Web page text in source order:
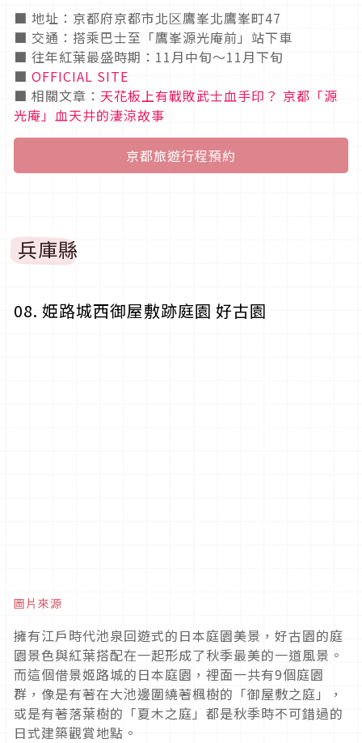
■ 地址：京都府京都市北区鷹峯北鷹峯町47
■ 交通：搭乘巴士至「鷹峯源光庵前」站下車
■ 往年紅葉最盛時期：11月中旬～11月下旬
■ OFFICIAL SITE
■ 相關文章： 天花板上有戰敗武士血手印？ 京都「源
光庵」血天井的淒涼故事
京都旅遊行程預約
兵庫縣
08. 姫路城西御屋敷跡庭園 好古園
圖片來源
擁有江戶時代池泉回遊式的日本庭園美景，好古園的庭
園景色與紅葉搭配在一起形成了秋季最美的一道風景。
而這個借景姬路城的日本庭園，裡面一共有9個庭園
群，像是有著在大池邊圍繞著楓樹的「御屋敷之庭」，
或是有著落葉樹的「夏木之庭」都是秋季時不可錯過的
日式建築觀賞地點。